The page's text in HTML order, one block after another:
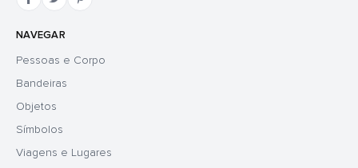
NAVEGAR
Pessoas e Corpo
Bandeiras
Objetos
Símbolos
Viagens e Lugares